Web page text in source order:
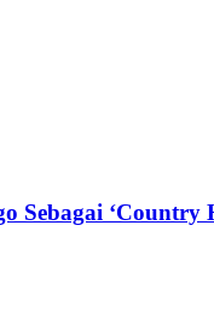
Sebagai ‘Country